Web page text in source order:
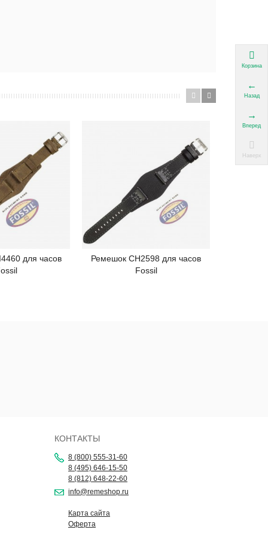
для часов
Подробнее
Ремешок CH2598 для часов
Fossil
КОНТАКТЫ
8 (800) 555-31-60
8 (495) 646-15-50
8 (812) 648-22-60
info@remeshop.ru
Карта сайта
Оферта
Корзина
Назад
Вперед
Наверх